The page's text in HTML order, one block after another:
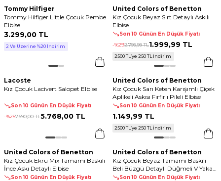
Tommy Hilfiger
Tommy Hilfiger Little Çocuk Pembe
Elbise
3.299,00 TL
2 Ve Üzerine %20 İndirim
United Colors of Benetton
Kız Çocuk Beyaz Sırt Detaylı Askılı
Elbise
Son 10 Günün En Düşük Fiyatı
-%292.799,99 TL1.999,99 TL
2500 TL’ye 250 TL İndirim
Lacoste
Kız Çocuk Lacivert Salopet Elbise
Son 10 Günün En Düşük Fiyatı
-%257.690,00 TL5.768,00 TL
United Colors of Benetton
Kız Çocuk Sarı Keten Karışımlı Çiçek
Aplikeli Askısı Fırfırlı Pileli Elbise
Son 10 Günün En Düşük Fiyatı
1.149,99 TL
2500 TL’ye 250 TL İndirim
United Colors of Benetton
Kız Çocuk Ekru Mix Tamamı Baskılı
İnce Askı Detaylı Elbise
Son 10 Günün En Düşük Fiyatı
United Colors of Benetton
Kız Çocuk Beyaz Tamamı Baskılı
Beli Büzgü Detaylı Düğmeli V Yaka
ElbiseSon 10 Günün En Düşük Fiyatı